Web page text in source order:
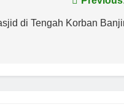
di Tengah Korban